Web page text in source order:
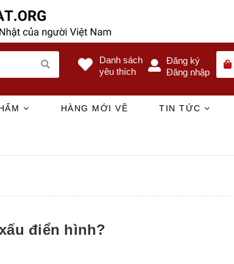
Danh sách
yêu thích
Đăng ký
Đăng nhập
HÀNG MỚI VỀ TIN TỨC
điển hình?